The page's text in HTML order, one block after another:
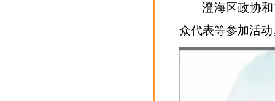
澄海区政协
众代表等参加活动